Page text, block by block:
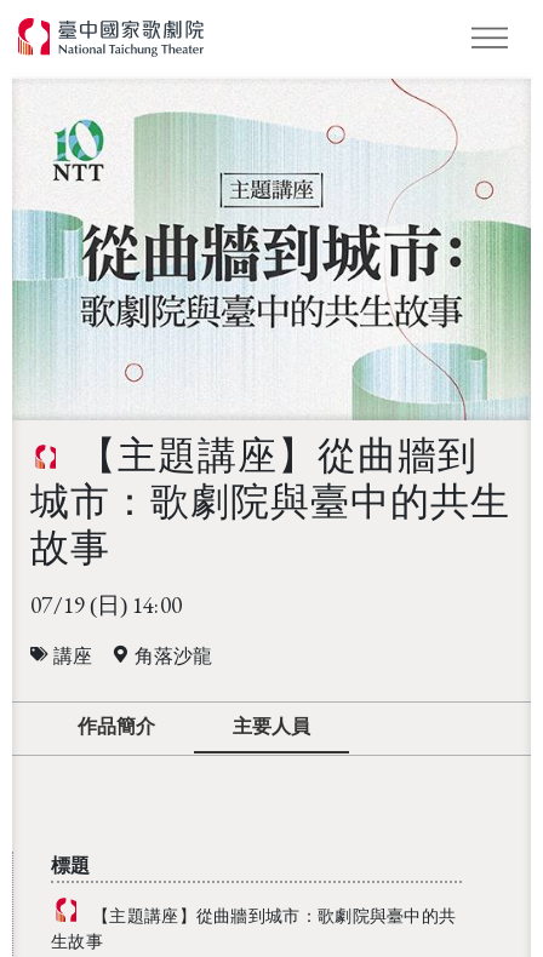
【主題講座】從曲牆到
城市：歌劇院與臺中的共生
故事
07/19(日) 14:00
講座 角落沙龍
作品簡介 主要人員
標題
【主題講座】從曲牆到城市：歌劇院與臺中的共
生故事
2026 NTT遇見巨人